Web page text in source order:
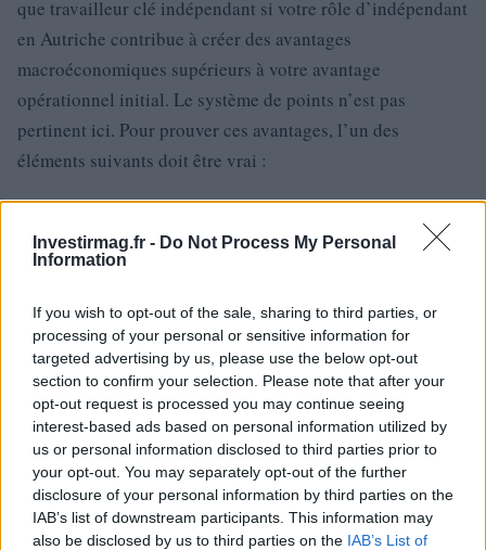
Investirmag.fr - Do Not Process My Personal
Information
If you wish to opt-out of the sale, sharing to third parties, or
processing of your personal or sensitive information for
targeted advertising by us, please use the below opt-out
section to confirm your selection. Please note that after your
opt-out request is processed you may continue seeing
interest-based ads based on personal information utilized by
us or personal information disclosed to third parties prior to
your opt-out. You may separately opt-out of the further
disclosure of your personal information by third parties on the
IAB’s list of downstream participants. This information may
also be disclosed by us to third parties on the IAB’s List of
que travailleur clé indépendant si votre rôle d’indépendant
en Autriche contribue à créer des avantages
macroéconomiques supérieurs à votre avantage
opérationnel initial. Le système de points n’est pas
pertinent ici. Pour prouver ces avantages, l’un des
éléments suivants doit être vrai :
Vous investirez au moins 100 000 EUR (110 715) dans
l’économie autrichienne.
Votre activité crée ou maintient des emplois en Autriche.
technologies.
Votre activité commerciale est importante pour toute la
région.
Autres travailleurs clés
Si vous déménagez en Autriche parce qu’on vous a
proposé un poste dans une entreprise où vous serez un
travailleur clé, vous pourriez avoir droit à une carte rouge-